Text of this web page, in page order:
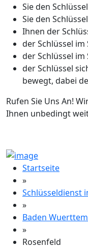
Sie den
Sie den
Ihnen der
der Schlüssel
der Schlüssel
der Schlüssel
bewegt, dabei
Rufen Sie Uns An!
Ihnen unbedingt
Startseite
»
Schlüsseldienst
»
Baden
»
Rosenfeld